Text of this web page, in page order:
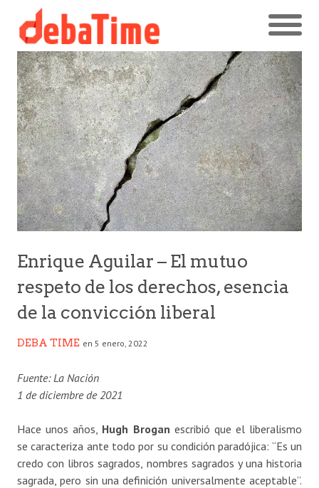
Enrique Aguilar – El mutuo
respeto de los derechos, esencia
de la convicción liberal
DEBA TIME en 5 enero, 2022
Fuente: La Nación
1 de diciembre de 2021
Hace unos años, Hugh Brogan escribió que el liberalismo
se caracteriza ante todo por su condición paradójica: “Es un
credo con libros sagrados, nombres sagrados y una historia
sagrada, pero sin una definición universalmente aceptable”.